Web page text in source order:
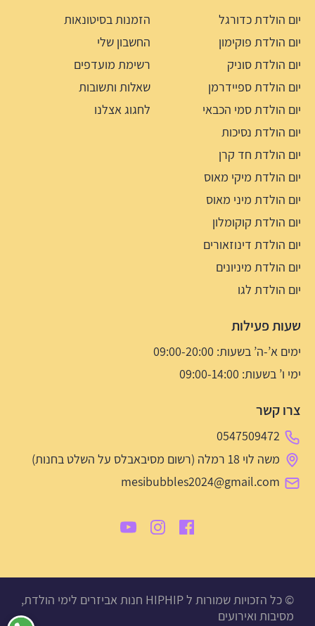
יום הולדת כדורגל
יום הולדת פוקימון
יום הולדת סוניק
יום הולדת ספיידרמן
יום הולדת סמי הכבאי
יום הולדת נסיכות
יום הולדת חד קרן
יום הולדת מיקי מאוס
יום הולדת מיני מאוס
יום הולדת קוקומלון
יום הולדת דינוזאורים
יום הולדת מיניונים
יום הולדת לגו
הזמנות בסיטונאות
החשבון שלי
רשימת מועדפים
שאלות ותשובות
לחגוג אצלנו
שעות פעילות
ימים א’-ה’ בשעות: 09:00-20:00
ימי ו’ בשעות: 09:00-14:00
צרו קשר
0547509472
משה לוי 18 רמלה (רשום מסיבאבלס על השלט בחנות)
mesibubbles2024@gmail.com
© כל הזכויות שמורות ל HIPHIP חנות אביזרים לימי הולדת,
מסיבות ואירועים